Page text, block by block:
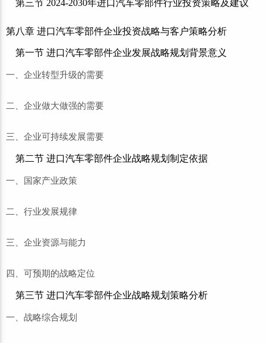
第三节 2024-2030年进口汽车零部件行业投资策略及建议
第八章 进口汽车零部件企业投资战略与客户策略分析
第一节 进口汽车零部件企业发展战略规划背景意义
一、企业转型升级的需要
二、企业做大做强的需要
三、企业可持续发展需要
第二节 进口汽车零部件企业战略规划制定依据
一、国家产业政策
二、行业发展规律
三、企业资源与能力
四、可预期的战略定位
第三节 进口汽车零部件企业战略规划策略分析
一、战略综合规划